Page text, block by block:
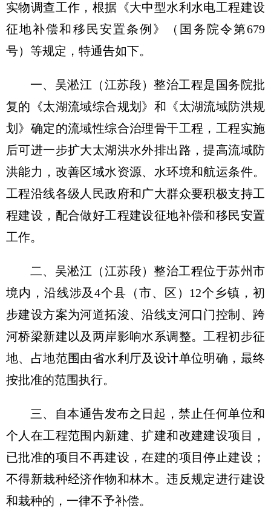
实物调查工作，根据《大中型水利水电工程建设
征地补偿和移民安置条例》（国务院令第679
号）等规定，特通告如下。
一、吴淞江（江苏段）整治工程是国务院批
复的《太湖流域综合规划》和《太湖流域防洪规
划》确定的流域性综合治理骨干工程，工程实施
后可进一步扩大太湖洪水外排出路，提高流域防
洪能力，改善区域水资源、水环境和航运条件。
工程沿线各级人民政府和广大群众要积极支持工
程建设，配合做好工程建设征地补偿和移民安置
工作。
二、吴淞江（江苏段）整治工程位于苏州市
境内，沿线涉及4个县（市、区）12个乡镇，初
步建设方案为河道拓浚、沿线支河口门控制、跨
河桥梁新建以及两岸影响水系调整。工程初步征
地、占地范围由省水利厅及设计单位明确，最终
按批准的范围执行。
三、自本通告发布之日起，禁止任何单位和
个人在工程范围内新建、扩建和改建建设项目，
已批准的项目不再建设，在建的项目停止建设；
不得新栽种经济作物和林木。违反规定进行建设
和栽种的，一律不予补偿。